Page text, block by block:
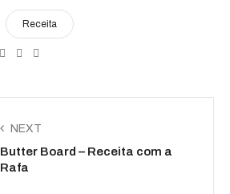
Receita
NEXT
Butter Board – Receita com a
Rafa